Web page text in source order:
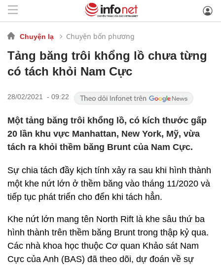
Chuyện lạ Chuyện bốn phương
Tảng băng trôi khổng lồ chưa từng
có tách khỏi Nam Cực
28/02/2021 - 09:22
Một tảng băng trôi khổng lồ, có kích thước gấp
20 lần khu vực Manhattan, New York, Mỹ, vừa
tách ra khỏi thềm băng Brunt của Nam Cực.
Sự chia tách đầy kịch tính xảy ra sau khi hình thành
một khe nứt lớn ở thềm băng vào tháng 11/2020 và
tiếp tục phát triển cho đển khi tách hẳn.
Khe nứt lớn mang tên North Rift là khe sâu thứ ba
hình thành trên thềm băng Brunt trong thập kỷ qua.
Các nhà khoa học thuộc Cơ quan Khảo sát Nam
Cực của Anh (BAS) đã theo dõi, dự đoán về sự